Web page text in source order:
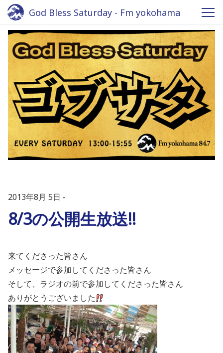
God Bless Saturday - Fm yokohama
2013年8月 5日
8/3の公開生放送!!
来てくださった皆さん
メッセージで参加してくださった皆さん
そして、ラジオの前で参加してくださった皆さん
ありがとうございました